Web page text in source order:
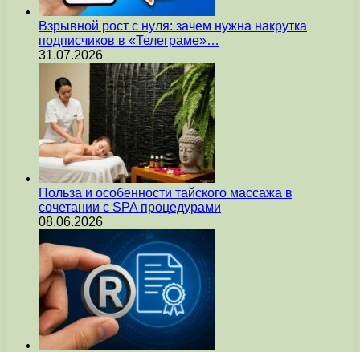
Взрывной рост с нуля: зачем нужна накрутка
подписчиков в «Телеграме»…
31.07.2026
Польза и особенности тайского массажа в
сочетании с SPA процедурами
08.06.2026